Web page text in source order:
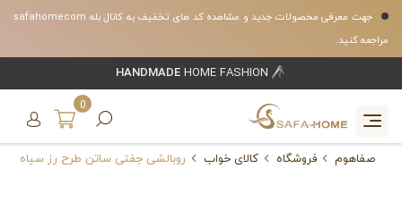
جهت معرفی محصولات جدید و مشاهده کد های تخفیف به کانال بله safahomecom
مراجعه کنید.
HANDMADE HOME FASHION
0
صفاهوم فروشگاه کالای خواب روبالشی جفتی ساتن طرح رز سیاه